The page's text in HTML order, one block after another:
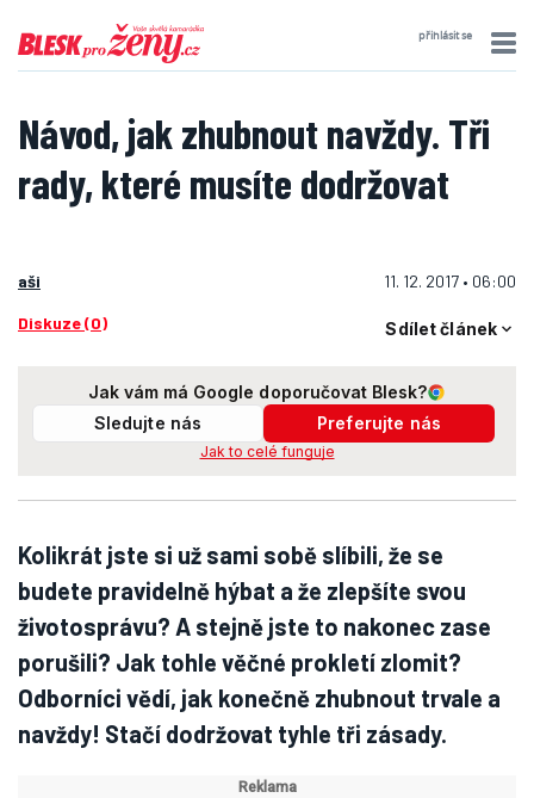
přihlásit se
Návod, jak zhubnout navždy. Tři
rady, které musíte dodržovat
aši 11. 12. 2017 • 06:00
Diskuze (0) Sdílet článek
Jak vám má Google doporučovat Blesk?
Sledujte nás
Preferujte nás
Jak to celé funguje
Kolikrát jste si už sami sobě slíbili, že se
budete pravidelně hýbat a že zlepšíte svou
životosprávu? A stejně jste to nakonec zase
porušili? Jak tohle věčné prokletí zlomit?
Odborníci vědí, jak konečně zhubnout trvale a
navždy! Stačí dodržovat tyhle tři zásady.